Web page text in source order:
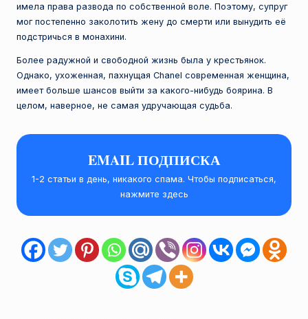
имела права развода по собственной воле. Поэтому, супруг
мог постепенно заколотить жену до смерти или вынудить её
подстричься в монахини.
Более радужной и свободной жизнь была у крестьянок.
Однако, ухоженная, пахнущая Chanel современная женщина,
имеет больше шансов выйти за какого-нибудь боярина. В
целом, наверное, не самая удручающая судьба.
EMAIL ПОДПИСКА
1-2 статьи в день, никакого спама. Чтобы подписаться,
нажмите здесь